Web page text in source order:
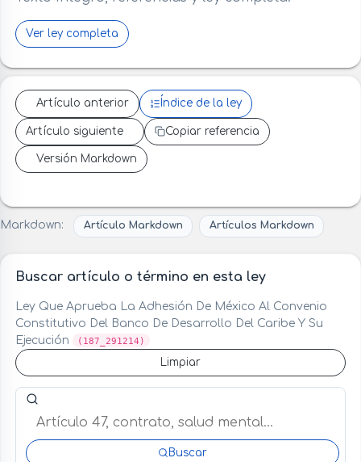
Ver ley completa
Artículo anterior Índice de la ley
Artículo siguiente Copiar referencia
Versión Markdown
Markdown: Artículo Markdown Artículos Markdown
Buscar artículo o término en esta ley
Ley Que Aprueba La Adhesión De México Al Convenio
Constitutivo Del Banco De Desarrollo Del Caribe Y Su
Ejecución
(187_291214)
Limpiar
Buscar artículo o término en esta ley
Buscar